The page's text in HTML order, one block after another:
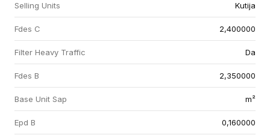
Selling Units Kutija
Fdes C 2,400000
Filter Heavy Traffic Da
Fdes B 2,350000
Base Unit Sap m²
Epd B 0,160000